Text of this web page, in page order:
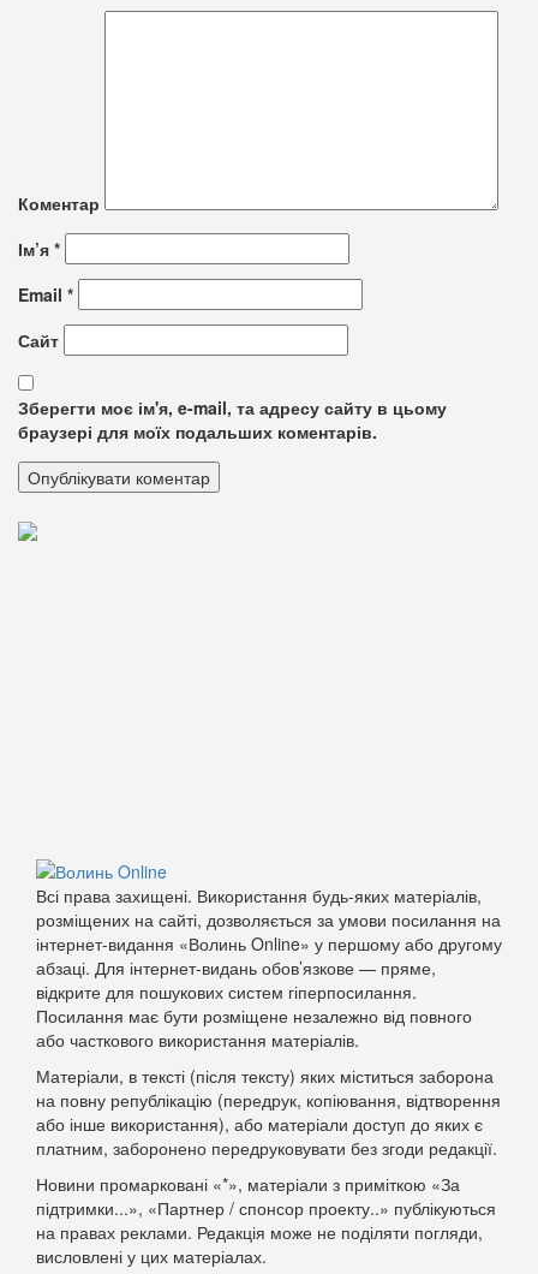
Коментар
Ім’я *
Email *
Сайт
Зберегти моє ім'я, e-mail, та адресу сайту в цьому
браузері для моїх подальших коментарів.
Всі права захищені. Використання будь-яких матеріалів,
розміщених на сайті, дозволяється за умови посилання на
інтернет-видання «Волинь Online» у першому або другому
абзаці. Для інтернет-видань обов’язкове — пряме,
відкрите для пошукових систем гіперпосилання.
Посилання має бути розміщене незалежно від повного
або часткового використання матеріалів.
Матеріали, в тексті (після тексту) яких міститься заборона
на повну републікацію (передрук, копіювання, відтворення
або інше використання), або матеріали доступ до яких є
платним, заборонено передруковувати без згоди редакції.
Новини промарковані «*», матеріали з приміткою «За
підтримки...», «Партнер / спонсор проекту..» публікуються
на правах реклами. Редакція може не поділяти погляди,
висловлені у цих матеріалах.